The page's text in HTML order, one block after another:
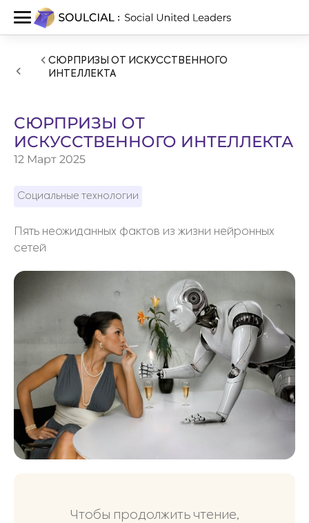
СЮРПРИЗЫ ОТ ИСКУССТВЕННОГО
ИНТЕЛЛЕКТА
СЮРПРИЗЫ ОТ
ИСКУССТВЕННОГО ИНТЕЛЛЕКТА
12 Март 2025
Социальные технологии
Пять неожиданных фактов из жизни нейронных
сетей
Чтобы продолжить чтение,